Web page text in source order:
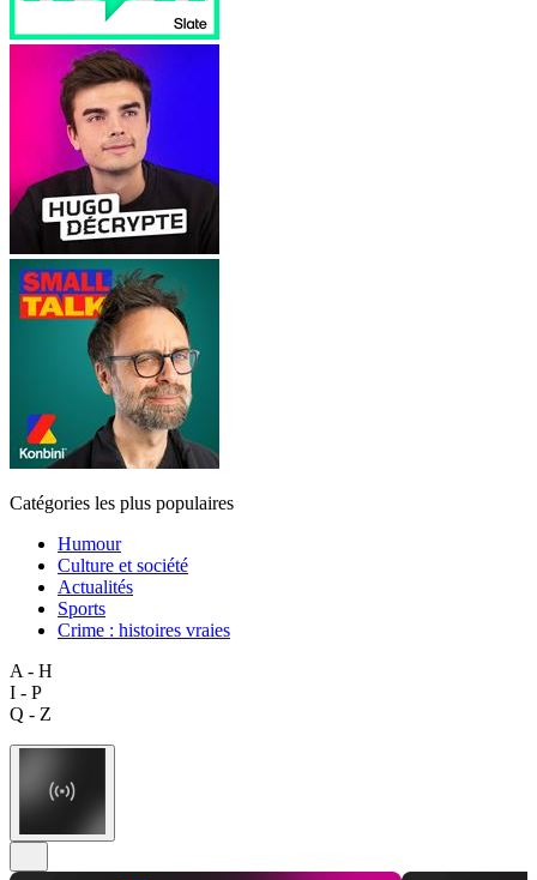
Catégories les plus populaires
Humour
Culture et société
Actualités
Sports
Crime : histoires vraies
A - H
I - P
Q - Z